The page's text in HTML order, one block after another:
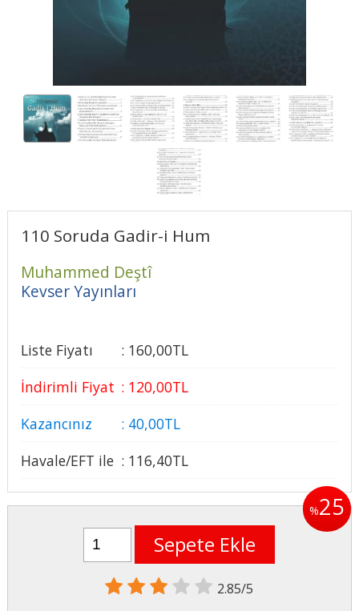
110 Soruda Gadir-i Hum
Muhammed Deştî
Kevser Yayınları
Liste Fiyatı : 160,00TL
İndirimli Fiyat : 120,00TL
Kazancınız
: 40,00TL
Havale/EFT ile : 116,40TL
%25
Sepete Ekle
2.85/5